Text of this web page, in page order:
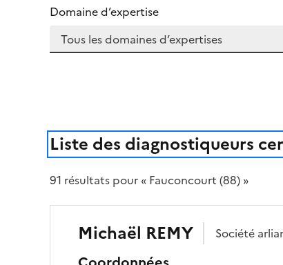
Domaine d’expertise
Liste des diagnostiqueurs
91 résultats pour « Fauconcourt (88) »
Michaël REMY Société